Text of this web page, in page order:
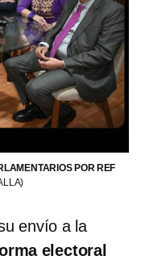
POR REF
envío a la
electoral